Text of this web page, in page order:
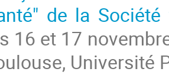
de la
16 et 17
Université